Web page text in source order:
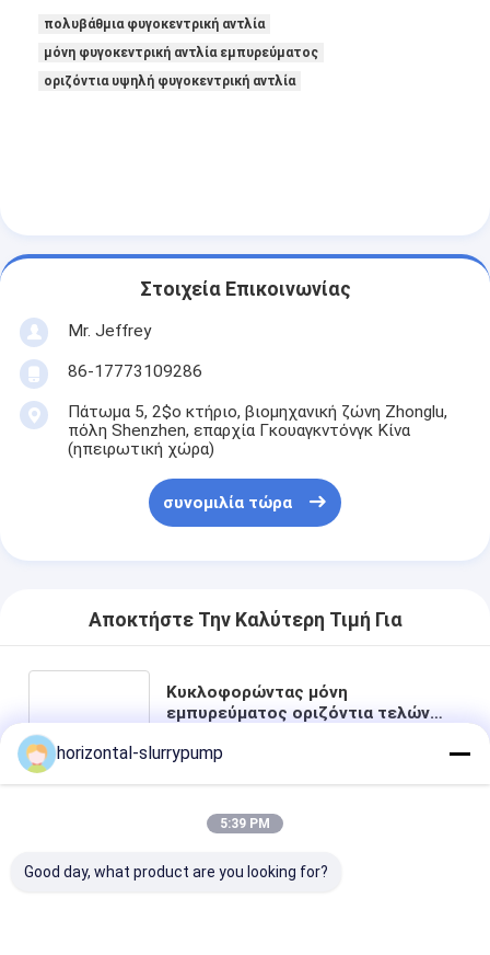
πολυβάθμια φυγοκεντρική αντλία
μόνη φυγοκεντρική αντλία εμπυρεύματος
οριζόντια υψηλή φυγοκεντρική αντλία
Στοιχεία Επικοινωνίας
Mr. Jeffrey
86-17773109286
Πάτωμα 5, 2$ο κτήριο, βιομηχανική ζώνη Zhonglu,
πόλη Shenzhen, επαρχία Γκουαγκντόνγκ Κίνα
(ηπειρωτική χώρα)
συνομιλία τώρα
Αποκτήστε Την Καλύτερη Τιμή Για
Κυκλοφορώντας μόνη
εμπυρεύματος οριζόντια τελών
φυγοκεντρικών αντλιών χημική
Κουβέντα
horizontal-slurrypump
5:39 PM
Good day, what product are you looking for?